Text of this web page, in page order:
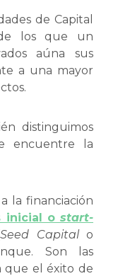
de Capital
los que un
aúna sus
a una mayor
distinguimos
encuentre la
la financiación
inicial o start-
Seed Capitalo
Son las
que el éxito de